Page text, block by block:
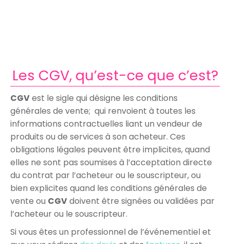
Les CGV, qu’est-ce que c’est?
CGVest le sigle qui désigne les conditions
générales de vente; qui renvoient à toutes les
informations contractuelles liant un vendeur de
produits ou de services à son acheteur. Ces
obligations légales peuvent être implicites, quand
elles ne sont pas soumises à l’acceptation directe
du contrat par l’acheteur ou le souscripteur, ou
bien explicites quand les conditions générales de
vente ou CGVdoivent être signées ou validées par
l’acheteur ou le souscripteur.
Si vous êtes un professionnel de l’événementiel et